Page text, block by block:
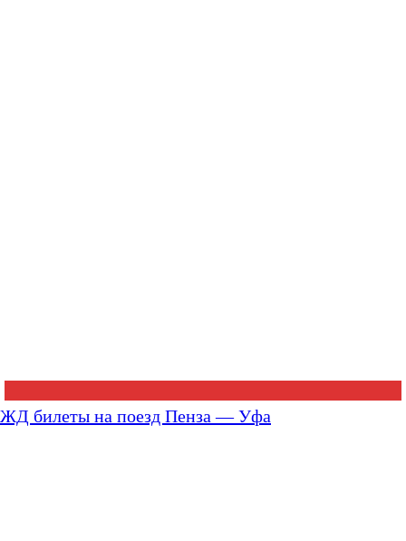
ЖД билеты на поезд Пенза — Уфа